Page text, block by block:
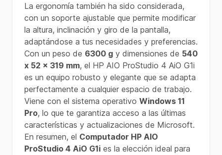
La ergonomía también ha sido considerada,
con un soporte ajustable que permite modificar
la altura, inclinación y giro de la pantalla,
adaptándose a tus necesidades y preferencias.
Con un peso de 6300 g y dimensiones de 540
x 52 x 319 mm, el HP AIO ProStudio 4 AiO G1i
es un equipo robusto y elegante que se adapta
perfectamente a cualquier espacio de trabajo.
Viene con el sistema operativo Windows 11
Pro, lo que te garantiza acceso a las últimas
características y actualizaciones de Microsoft.
En resumen, el Computador HP AIO
ProStudio 4 AiO G1i es la elección ideal para